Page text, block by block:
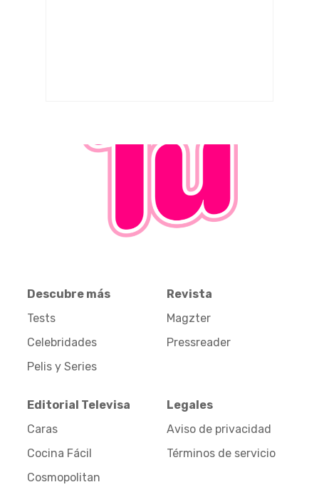
Descubre más
Tests
Celebridades
Pelis y Series
Revista
Magzter
Pressreader
Editorial Televisa
Caras
Cocina Fácil
Cosmopolitan
Legales
Aviso de privacidad
Términos de servicio